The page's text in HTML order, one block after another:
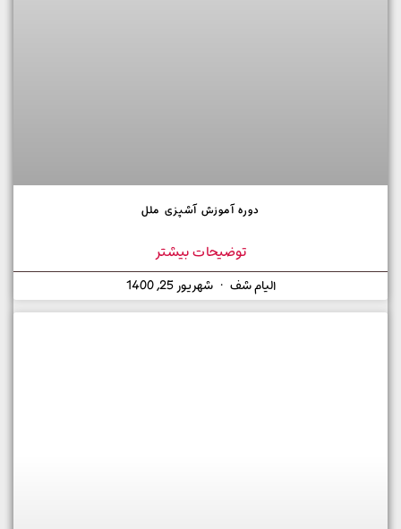
دوره آموزش آشپزی ملل
توضیحات بیشتر
الیام شف شهریور 25, 1400